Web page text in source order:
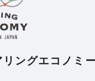
リングエコノミ